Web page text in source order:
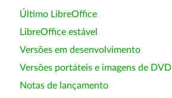
Último LibreOffice
LibreOffice estável
Versões em desenvolvimento
Versões portáteis e imagens de DVD
Notas de lançamento